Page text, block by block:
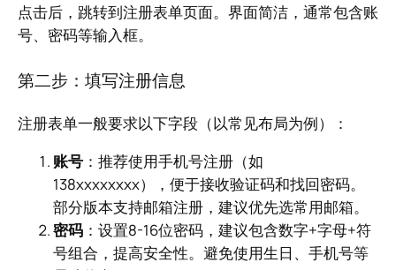
点击后，跳转到注册表单页面。界面简洁，通常包含账
号、密码等输入框。
第二步：填写注册信息
注册表单一般要求以下字段（以常见布局为例）：
账号 ：推荐使用手机号注册（如
138xxxxxxxx），便于接收验证码和找回密码。
部分版本支持邮箱注册，建议优先选常用邮箱。
密码 ：设置8-16位密码，建议包含数字+字母+符
号组合，提高安全性。避免使用生日、手机号等